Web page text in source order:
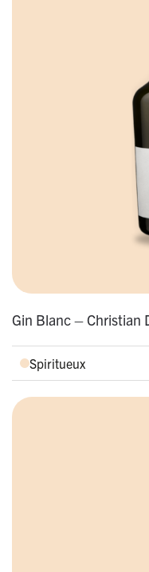
Gin Blanc – Christian
Spiritueux